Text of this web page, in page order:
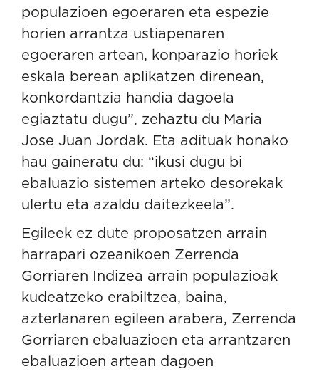
populazioen egoeraren eta espezie
horien arrantza ustiapenaren
egoeraren artean, konparazio horiek
eskala berean aplikatzen direnean,
konkordantzia handia dagoela
egiaztatu dugu”, zehaztu du Maria
Jose Juan Jordak. Eta adituak honako
hau gaineratu du: “ikusi dugu bi
ebaluazio sistemen arteko desorekak
ulertu eta azaldu daitezkeela”.
Egileek ez dute proposatzen arrain
harrapari ozeanikoen Zerrenda
Gorriaren Indizea arrain populazioak
kudeatzeko erabiltzea, baina,
azterlanaren egileen arabera, Zerrenda
Gorriaren ebaluazioen eta arrantzaren
ebaluazioen artean dagoen